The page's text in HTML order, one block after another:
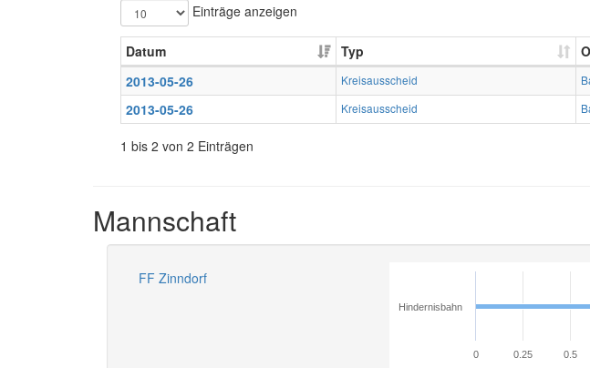
Einträge anzeigen
Datum Typ
2013-05-26
Kreisausscheid
2013-05-26
Kreisausscheid
1 bis 2 von 2 Einträgen
Mannschaft
FF Zinndorf
Hindernisbahn
0 0.25 0.5